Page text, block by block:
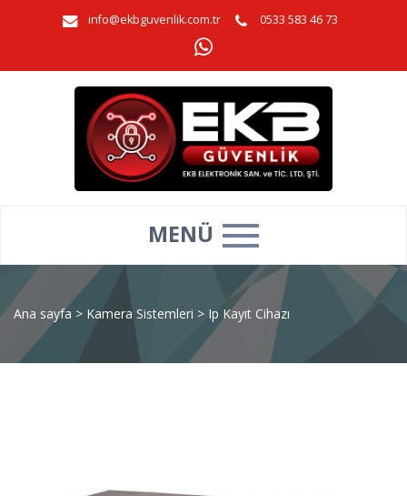
info@ekbguvenlik.com.tr 0533 583 46 73
MENÜ
Ana sayfa > Kamera Sistemleri > Ip Kayıt Cihazı